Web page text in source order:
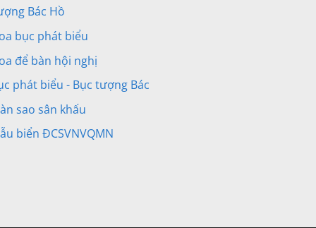
Bác Hồ
bục phát biểu
để bàn hội nghị
phát biểu - Bục tượng Bác
sao sân khấu
biển ĐCSVNVQMN